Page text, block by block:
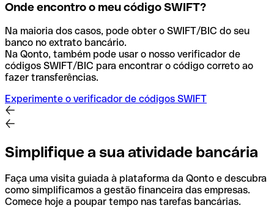
Onde encontro o meu código SWIFT?
Na maioria dos casos, pode obter o SWIFT/BIC do seu
banco no extrato bancário.
Na Qonto, também pode usar o nosso verificador de
códigos SWIFT/BIC para encontrar o código correto ao
fazer transferências.
Experimente o verificador de códigos SWIFT
Simplifique a sua atividade bancária
Faça uma visita guiada à plataforma da Qonto e descubra
como simplificamos a gestão financeira das empresas.
Comece hoje a poupar tempo nas tarefas bancárias.